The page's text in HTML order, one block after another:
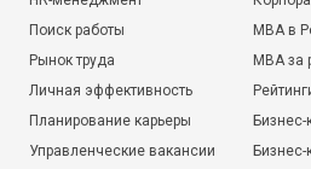
Поиск работы
Рынок труда
Личная эффективность
Планирование карьеры
Управленческие вакансии
MBA в
MBA
Бизнес-